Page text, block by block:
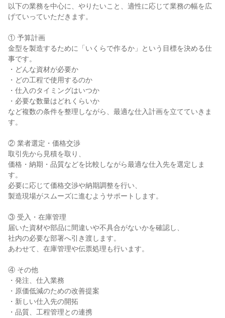
以下の業務を中心に、やりたいこと、適性に応じて業務の幅を広
げていっていただきます。
① 予算計画
金型を製造するために「いくらで作るか」という目標を決める仕
事です。
・どんな資材が必要か
・どの工程で使用するのか
・仕入のタイミングはいつか
・必要な数量はどれくらいか
など複数の条件を整理しながら、最適な仕入計画を立てていきま
す。
② 業者選定・価格交渉
取引先から見積を取り、
価格・納期・品質などを比較しながら最適な仕入先を選定しま
す。
必要に応じて価格交渉や納期調整を行い、
製造現場がスムーズに進むようサポートします。
③ 受入・在庫管理
届いた資材や部品に間違いや不具合がないかを確認し、
社内の必要な部署へ引き渡します。
あわせて、在庫管理や伝票処理も行います。
④ その他
・発注、仕入業務
・原価低減のための改善提案
・新しい仕入先の開拓
・品質、工程管理との連携